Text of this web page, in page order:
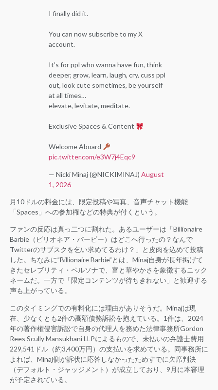
I finally did it.
You can now subscribe to my X
account.
It’s for ppl who wanna have fun, think
deeper, grow, learn, laugh, cry, cuss ppl
out, look cute sometimes, be yourself
at all times…
elevate, levitate, meditate.
Exclusive Spaces & Content
Welcome Aboard
pic.twitter.com/e3W7j4Eqc9
— Nicki Minaj (@NICKIMINAJ) August
1, 2026
月10ドルの料金には、限定投稿や写真、音声チャット機能
「Spaces」への参加権などの特典が付くという。
ファンの反応は真っ二つに割れた。あるユーザーは「Billionaire
Barbie（ビリオネア・バービー）はどこへ行ったの？なんで
Twitterのサブスクを乞い求めてるわけ？」と皮肉を込めて投稿
した。ちなみに”Billionaire Barbie”とは、Minaj自身が長年掲げて
きたセレブリティ・ペルソナで、富と華やかさを象徴するニック
ネームだ。一方で「限定コンテンツが待ちきれない」と歓迎する
声も上がっている。
このタイミングでの有料化には理由がありそうだ。Minajは現
在、少なくとも2件の高額債務訴訟を抱えている。1件は、2024
年の著作権侵害訴訟で自身の代理人を務めた法律事務所Gordon
Rees Scully Mansukhani LLPによるもので、未払いの弁護士費用
229,541ドル（約3,400万円）の支払いを求めている。同事務所に
よれば、Minaj側が訴状に応答しなかったためすでに欠席判決
（デフォルト・ジャッジメント）が成立しており、9月に本審理
が予定されている。